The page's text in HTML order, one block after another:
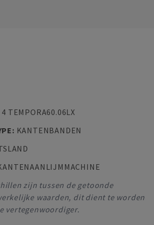
4 TEMPORA60.06LX
: KANTENBANDEN
zijn tussen de getoonde
waarden, dit dient te worden
vertegenwoordiger.